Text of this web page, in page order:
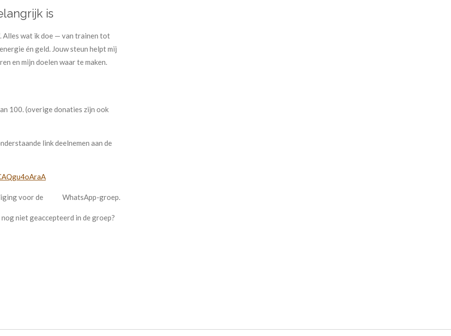
is
Alles wat ik doe — van trainen tot
én geld. Jouw steun helpt mij
en mijn doelen waar te maken.
100. (overige donaties zijn ook
link deelnemen aan de
voor de WhatsApp-groep.
niet geaccepteerd in de groep?